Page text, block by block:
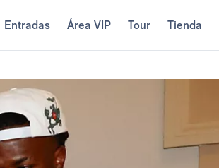
Entradas Área VIP Tour Tienda